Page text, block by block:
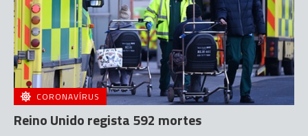
CORONAVÍRUS
Reino Unido regista 592 mortes